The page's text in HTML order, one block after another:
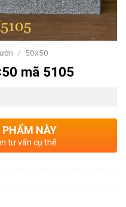
/ 50x50
mã 5105
NÀY
tư vấn cụ thể